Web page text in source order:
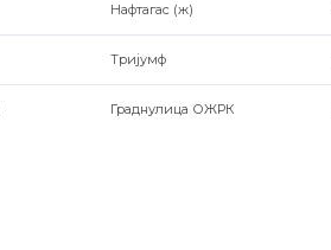
Нафтагас (ж)
Тријумф
Граднулица ОЖРК